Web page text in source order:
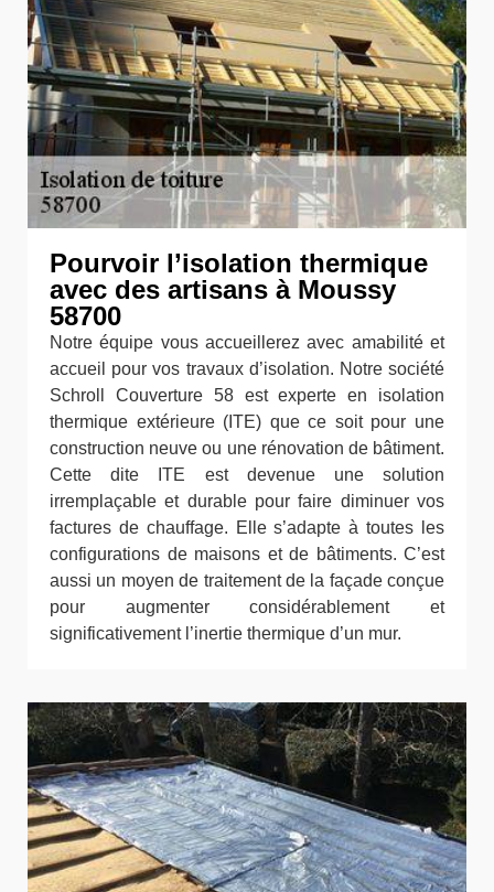
Pourvoir l’isolation thermique
avec des artisans à Moussy
58700
Notre équipe vous accueillerez avec amabilité et
accueil pour vos travaux d’isolation. Notre société
Schroll Couverture 58 est experte en isolation
thermique extérieure (ITE) que ce soit pour une
construction neuve ou une rénovation de bâtiment.
Cette dite ITE est devenue une solution
irremplaçable et durable pour faire diminuer vos
factures de chauffage. Elle s’adapte à toutes les
configurations de maisons et de bâtiments. C’est
aussi un moyen de traitement de la façade conçue
pour augmenter considérablement et
significativement l’inertie thermique d’un mur.